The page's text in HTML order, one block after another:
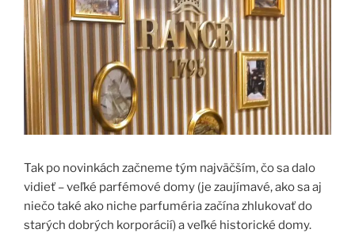
Tak po novinkách začneme tým najväčším, čo sa dalo
vidieť – veľké parfémové domy (je zaujímavé, ako sa aj
niečo také ako niche parfuméria začína zhlukovať do
starých dobrých korporácií) a veľké historické domy.